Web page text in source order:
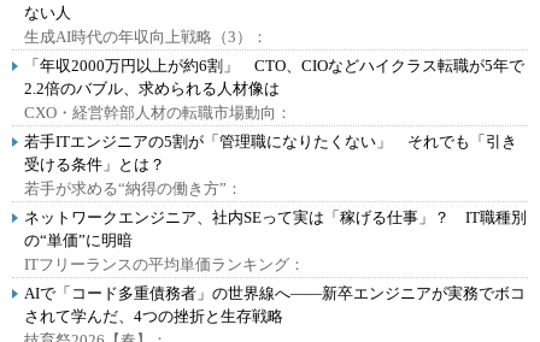
ない人
生成AI時代の年収向上戦略（3）：
「年収2000万円以上が約6割」 CTO、CIOなどハイクラス転職が5年で
2.2倍のバブル、求められる人材像は
CXO・経営幹部人材の転職市場動向：
若手ITエンジニアの5割が「管理職になりたくない」 それでも「引き
受ける条件」とは？
若手が求める“納得の働き方”：
ネットワークエンジニア、社内SEって実は「稼げる仕事」？ IT職種別
の“単価”に明暗
ITフリーランスの平均単価ランキング：
AIで「コード多重債務者」の世界線へ――新卒エンジニアが実務でボコ
されて学んだ、4つの挫折と生存戦略